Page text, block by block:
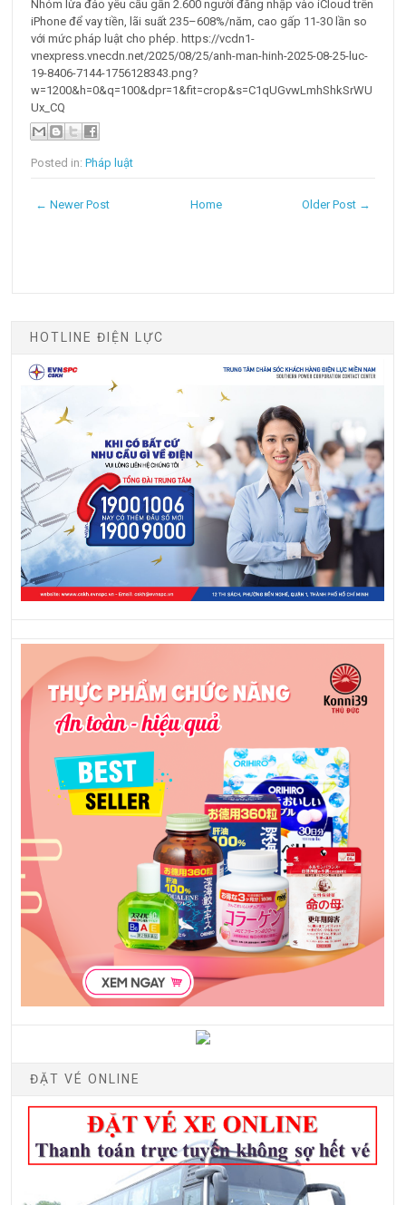
Nhóm lừa đảo yêu cầu gần 2.600 người đăng nhập vào iCloud trên
iPhone để vay tiền, lãi suất 235–608%/năm, cao gấp 11-30 lần so
với mức pháp luật cho phép. https://vcdn1-
vnexpress.vnecdn.net/2025/08/25/anh-man-hinh-2025-08-25-luc-
19-8406-7144-1756128343.png?
w=1200&h=0&q=100&dpr=1&fit=crop&s=C1qUGvwLmhShkSrWU
Ux_CQ
Posted in:Pháp luật
← Newer Post Older Post →
Home
HOTLINE ĐIỆN LỰC
ĐẶT VÉ ONLINE